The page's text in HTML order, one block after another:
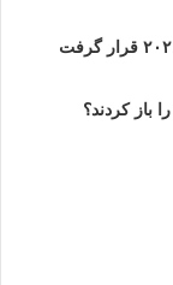
باز کردند؟